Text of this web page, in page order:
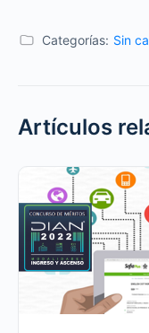
Categorías: Sin
Artículos